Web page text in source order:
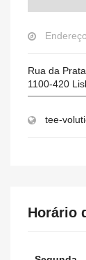
Rua da
1100-420
tee-
Horário